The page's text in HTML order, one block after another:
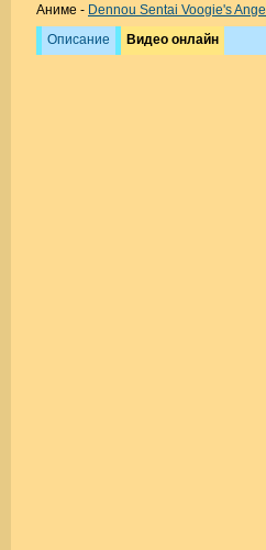
Аниме - Dennou Sentai Voogie's Angel
Описание
Видео онлайн